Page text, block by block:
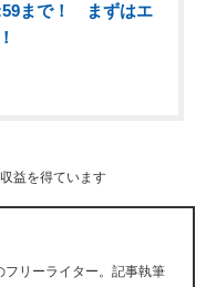
まで！ まずはエ
益を得ています
フリーライター。記事執筆